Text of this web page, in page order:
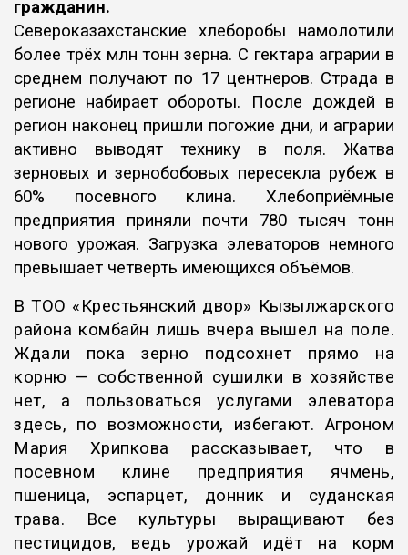
гражданин.
Североказахстанские хлеборобы намолотили
более трёх млн тонн зерна. С гектара аграрии в
среднем получают по 17 центнеров. Страда в
регионе набирает обороты. После дождей в
регион наконец пришли погожие дни, и аграрии
активно выводят технику в поля. Жатва
зерновых и зернобобовых пересекла рубеж в
60% посевного клина. Хлебоприёмные
предприятия приняли почти 780 тысяч тонн
нового урожая. Загрузка элеваторов немного
превышает четверть имеющихся объёмов.
В ТОО «Крестьянский двор» Кызылжарского
района комбайн лишь вчера вышел на поле.
Ждали пока зерно подсохнет прямо на
корню — собственной сушилки в хозяйстве
нет, а пользоваться услугами элеватора
здесь, по возможности, избегают. Агроном
Мария Хрипкова рассказывает, что в
посевном клине предприятия ячмень,
пшеница, эспарцет, донник и суданская
трава. Все культуры выращивают без
пестицидов, ведь урожай идёт на корм